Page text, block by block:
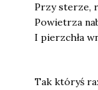
Przy ste­rze,
Powie­trza
I pierz­chła
Tak któ­ryś